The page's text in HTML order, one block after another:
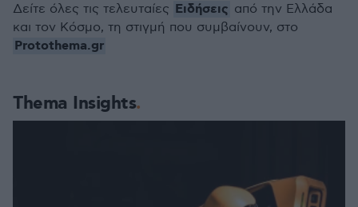
Thema Insights
Δείτε όλες τις τελευταίες Ειδήσεις από την Ελλάδα
και τον Κόσμο, τη στιγμή που συμβαίνουν, στο
Protothema.gr